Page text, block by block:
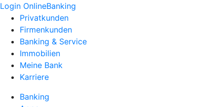
Login OnlineBanking
Privatkunden
Firmenkunden
Banking & Service
Immobilien
Meine Bank
Karriere
Banking